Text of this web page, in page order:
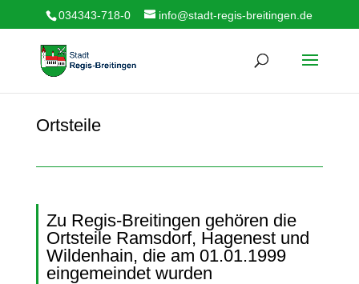
034343-718-0 info@stadt-regis-breitingen.de
Ortsteile
Zu Regis-Breitingen gehören die
Ortsteile Ramsdorf, Hagenest und
Wildenhain, die am 01.01.1999
eingemeindet wurden